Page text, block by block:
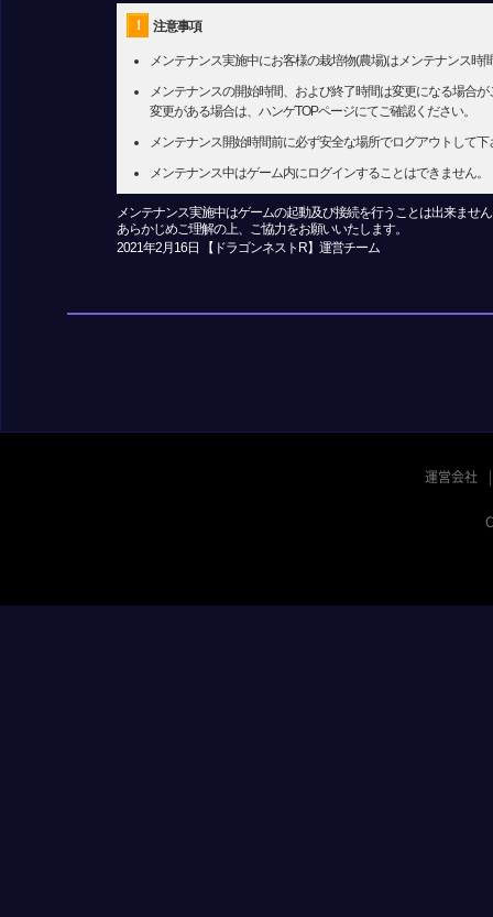
！ 注意事項
メンテナンス実施中にお客様の栽培物(農場)はメンテナンス時
メンテナンスの開始時間、および終了時間は変更になる場合が
変更がある場合は、ハンゲTOPページにてご確認ください。
メンテナンス開始時間前に必ず安全な場所でログアウトして下
メンテナンス中はゲーム内にログインすることはできません。
メンテナンス実施中はゲームの起動及び接続を行うことは出来ませ
あらかじめご理解の上、ご協力をお願いいたします。
2021年2月16日 【ドラゴンネストR】運営チーム
運営会社